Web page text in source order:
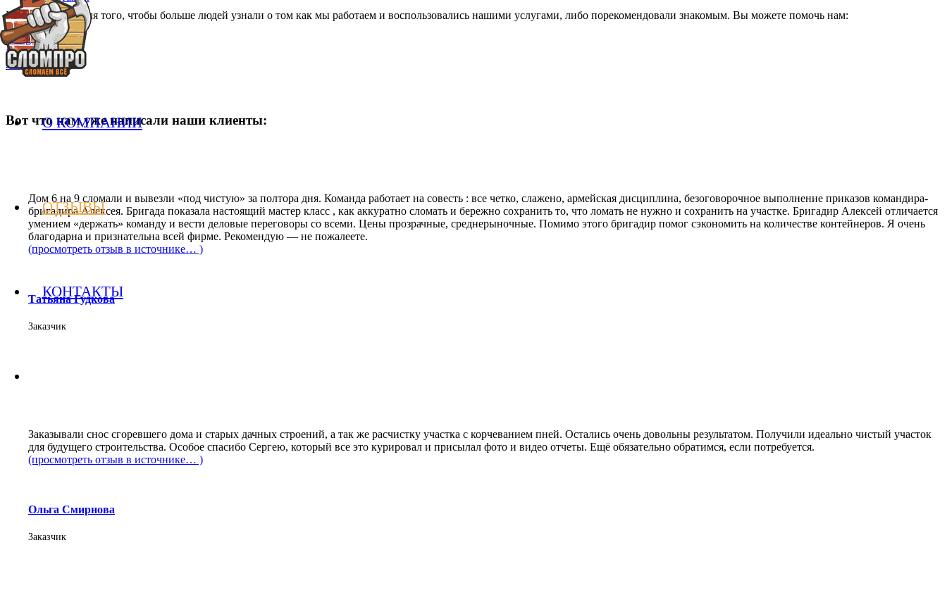
О КОМПАНИИ
ОТЗЫВЫ
КОНТАКТЫ
Нам это нужно для того, чтобы больше людей узнали о том как мы работаем и воспользовались нашими услугами, либо порекомендовали знакомым. Вы можете помочь нам:
Google Maps
Яндекс.карты
2ГИС
Вот что нам уже написали наши клиенты:
Дом 6 на 9 сломали и вывезли «под чистую» за полтора дня. Команда работает на совесть : все четко, слажено, армейская дисциплина, безоговорочное выполнение приказов командира-
бригадира Алексея. Бригада показала настоящий мастер класс , как аккуратно сломать и бережно сохранить то, что ломать не нужно и сохранить на участке. Бригадир Алексей отличается
умением «держать» команду и вести деловые переговоры со всеми. Цены прозрачные, среднерыночные. Помимо этого бригадир помог сэкономить на количестве контейнеров. Я очень
благодарна и признательна всей фирме. Рекомендую — не пожалеете.
(просмотреть отзыв в источнике… )
Татьяна Гудкова
Заказчик
Заказывали снос сгоревшего дома и старых дачных строений, а так же расчистку участка с корчеванием пней. Остались очень довольны результатом. Получили идеально чистый участок
для будущего строительства. Особое спасибо Сергею, который все это курировал и присылал фото и видео отчеты. Ещё обязательно обратимся, если потребуется.
(просмотреть отзыв в источнике… )
Ольга Смирнова
Заказчик